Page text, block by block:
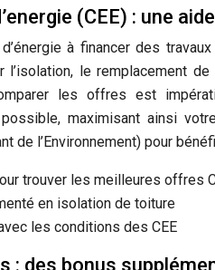
(CEE) : une
à financer des
le remplacement
les offres est
possible, maximisant ainsi
de l’Environnement) pour
trouver les meilleures offres
en isolation de toiture
les conditions des CEE
: des bonus